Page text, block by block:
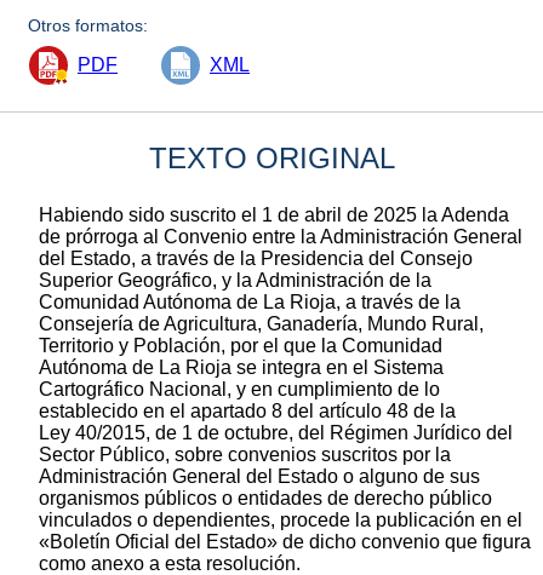
Otros formatos:
PDF XML
TEXTO ORIGINAL
Habiendo sido suscrito el 1 de abril de 2025 la Adenda
de prórroga al Convenio entre la Administración General
del Estado, a través de la Presidencia del Consejo
Superior Geográfico, y la Administración de la
Comunidad Autónoma de La Rioja, a través de la
Consejería de Agricultura, Ganadería, Mundo Rural,
Territorio y Población, por el que la Comunidad
Autónoma de La Rioja se integra en el Sistema
Cartográfico Nacional, y en cumplimiento de lo
establecido en el apartado 8 del artículo 48 de la
Ley 40/2015, de 1 de octubre, del Régimen Jurídico del
Sector Público, sobre convenios suscritos por la
Administración General del Estado o alguno de sus
organismos públicos o entidades de derecho público
vinculados o dependientes, procede la publicación en el
«Boletín Oficial del Estado» de dicho convenio que figura
como anexo a esta resolución.